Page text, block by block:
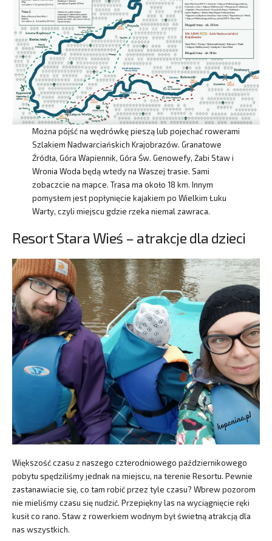
Można pójść na wędrówkę pieszą lub pojechać rowerami
Szlakiem Nadwarciańskich Krajobrazów. Granatowe
Źródła, Góra Wapiennik, Góra Św. Genowefy, Żabi Staw i
Wronia Woda będą wtedy na Waszej trasie. Sami
zobaczcie na mapce. Trasa ma około 18 km. Innym
pomysłem jest popłynięcie kajakiem po Wielkim Łuku
Warty, czyli miejscu gdzie rzeka niemal zawraca.
Resort Stara Wieś – atrakcje dla dzieci
Większość czasu z naszego czterodniowego październikowego
pobytu spędziliśmy jednak na miejscu, na terenie Resortu. Pewnie
zastanawiacie się, co tam robić przez tyle czasu? Wbrew pozorom
nie mieliśmy czasu się nudzić. Przepiękny las na wyciągnięcie ręki
kusił co rano. Staw z rowerkiem wodnym był świetną atrakcją dla
nas wszystkich.